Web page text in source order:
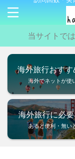
当サイトで
海外旅行おすす
海外でネットが使
海外旅行に必
あると便利・無い